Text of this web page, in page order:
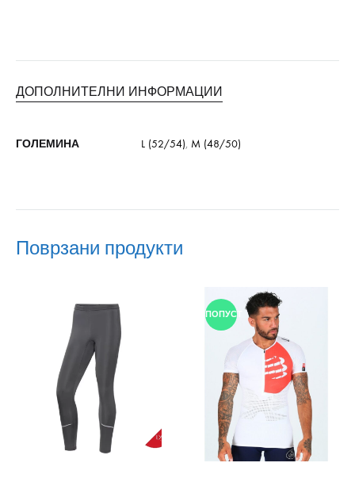
ДОПОЛНИТЕЛНИ ИНФОРМАЦИИ
ГОЛЕМИНА L (52/54), M (48/50)
Поврзани продукти
ПОПУСТ